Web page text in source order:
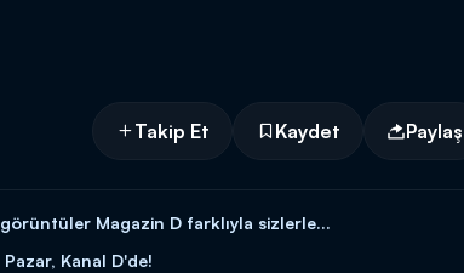
Takip Et Kaydet Paylaş
Magazin D farklıyla sizlerle...
Kanal D'de!